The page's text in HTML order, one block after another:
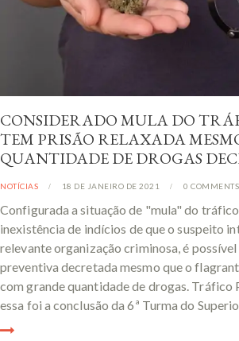
CONSIDERADO MULA DO
TEM PRISÃO RELAXADA
QUANTIDADE DE DROGAS
NOTÍCIAS 18 DE JANEIRO DE 2021 0 COMMENTS
Configurada a situação de "mula" do
inexistência de indícios de que o suspeito
relevante organização criminosa, é
preventiva decretada mesmo que o
com grande quantidade de drogas. Tráfico
essa foi a conclusão da 6ª Turma do